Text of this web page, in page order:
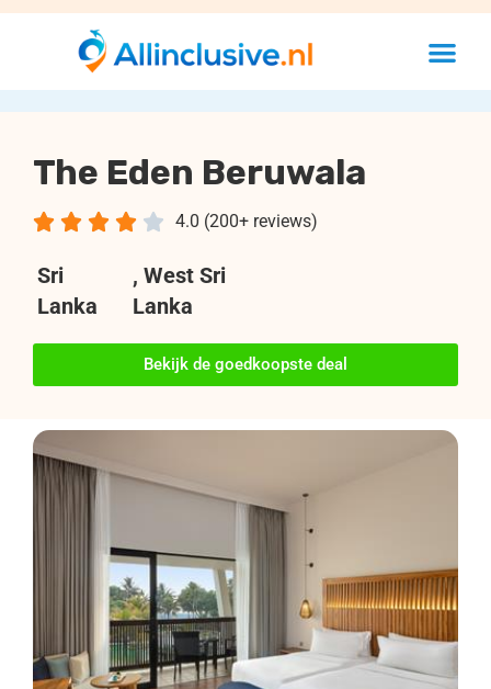
The Eden Beruwala
4.0 (200+ reviews)
    
Sri
Lanka
, West Sri
Lanka
Bekijk de goedkoopste deal